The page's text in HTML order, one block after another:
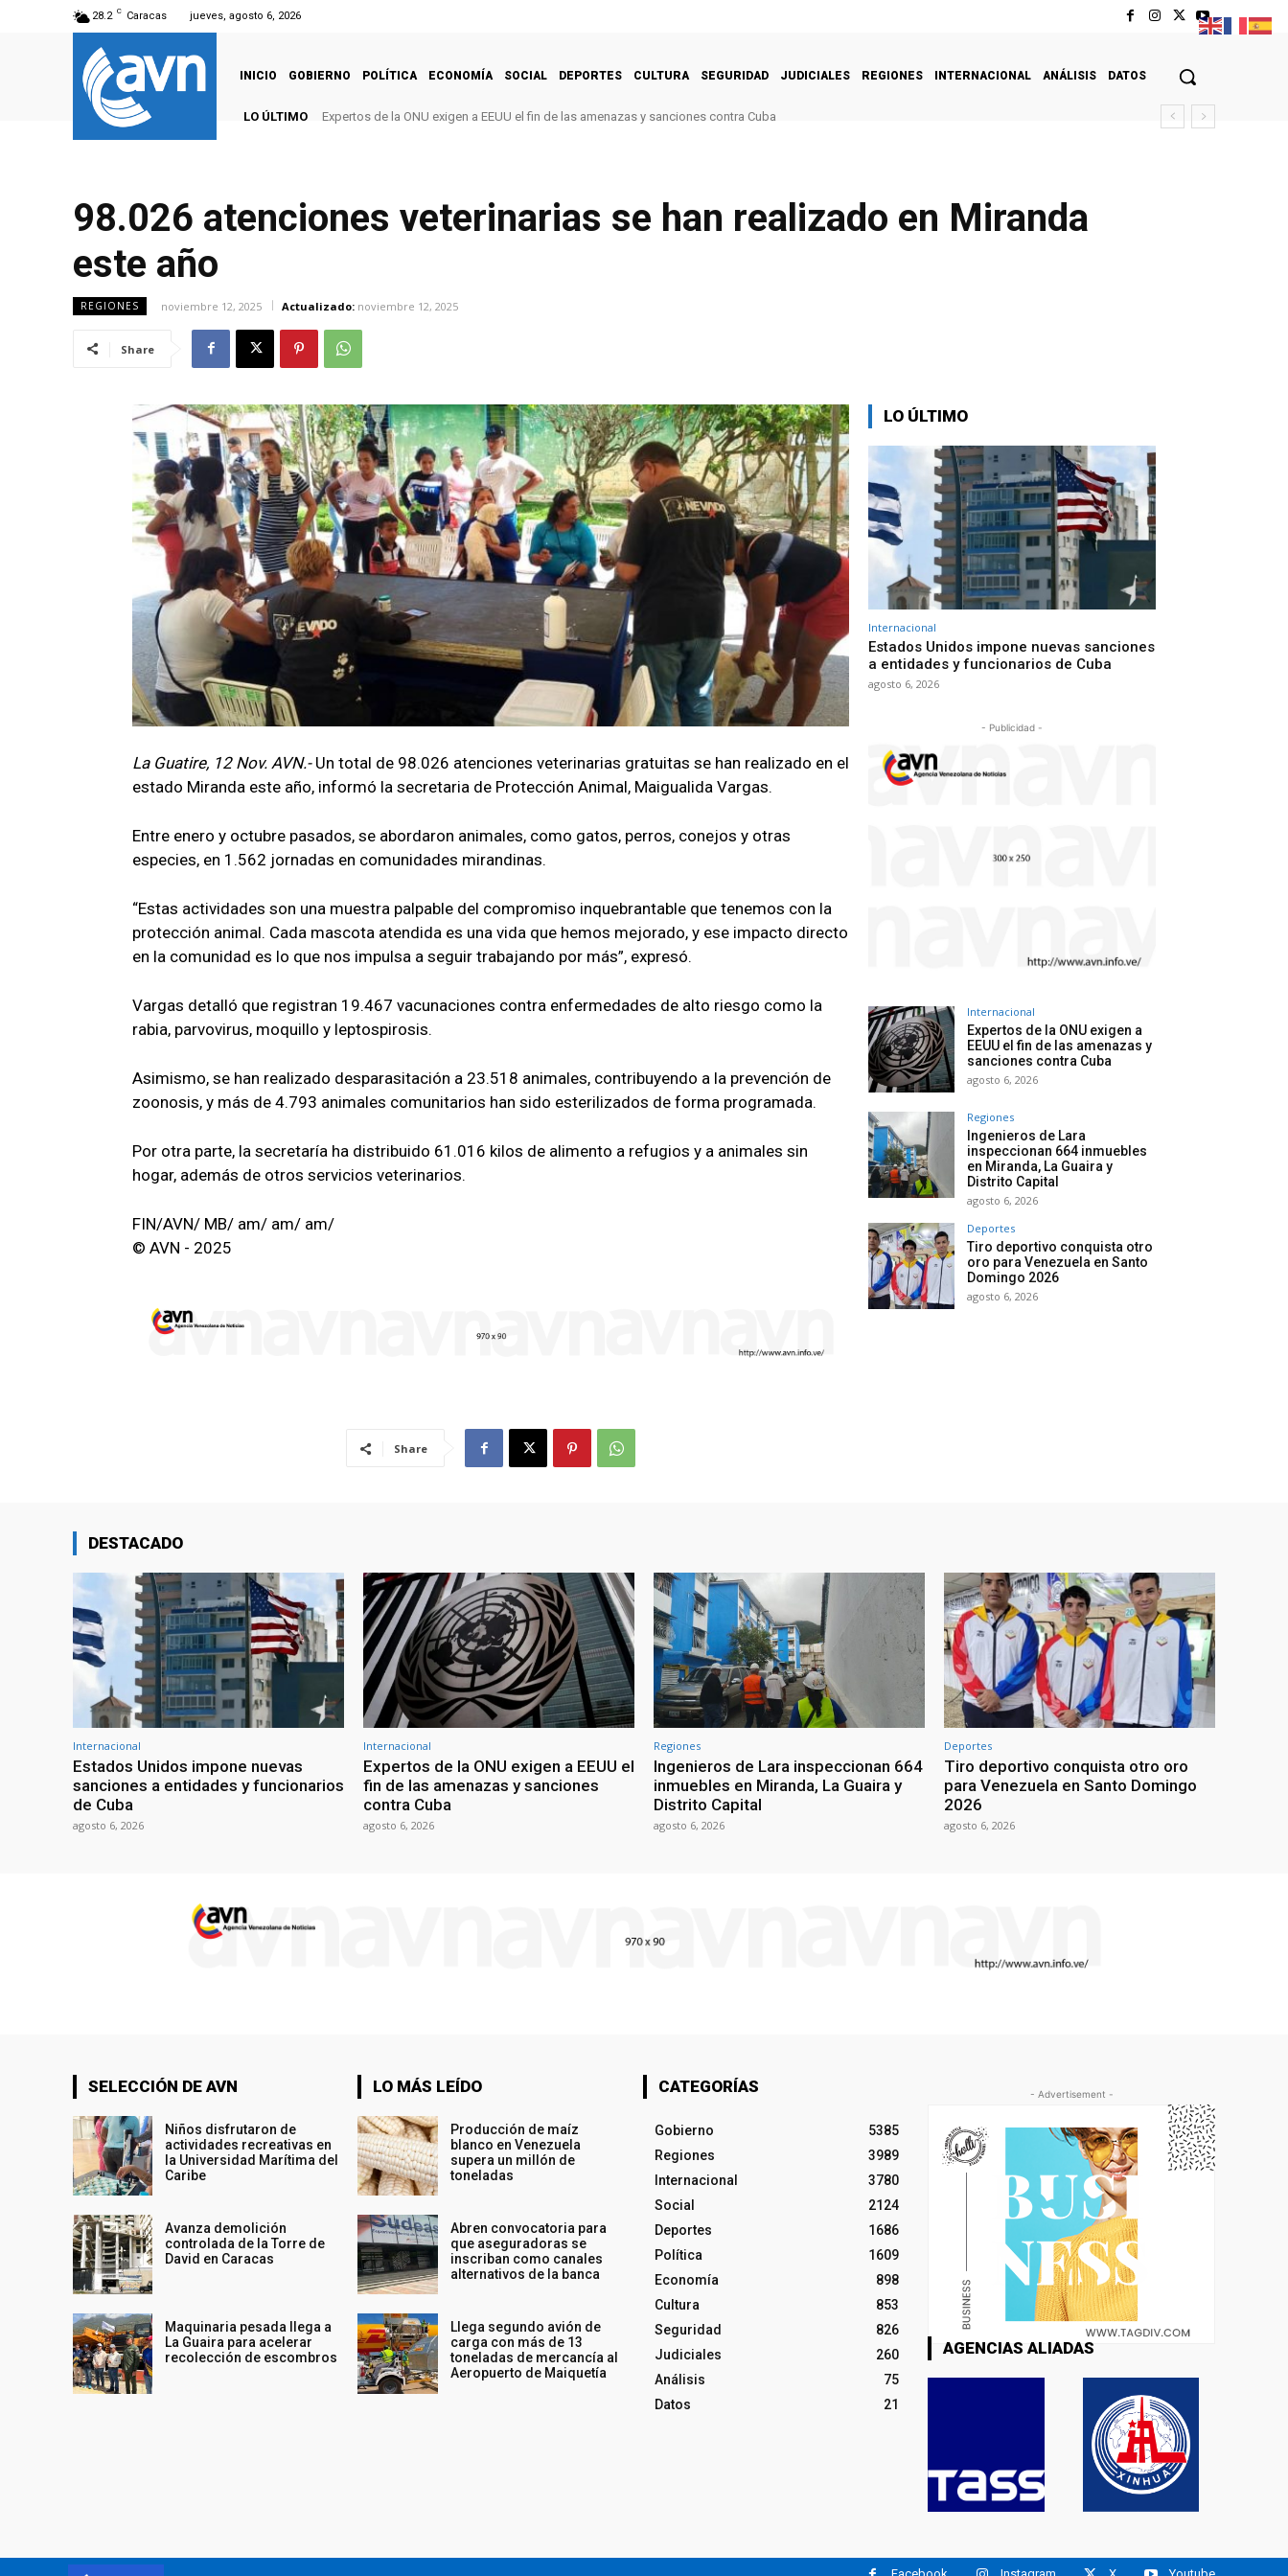
28.2 C Caracas jueves, agosto 6, 2026
INICIO GOBIERNO POLÍTICA ECONOMÍA SOCIAL DEPORTES CULTURA SEGURIDAD JUDICIALES REGIONES INTERNACIONAL ANÁLISIS DATOS
LO ÚLTIMO Expertos de la ONU exigen a EEUU el fin de las amenazas y sanciones contra Cuba
98.026 atenciones veterinarias se han realizado en Miranda
este año
REGIONES noviembre 12, 2025 Actualizado: noviembre 12, 2025
Share
La Guatire, 12 Nov. AVN.- Un total de 98.026 atenciones veterinarias gratuitas se han realizado en el
estado Miranda este año, informó la secretaria de Protección Animal, Maigualida Vargas.
Entre enero y octubre pasados, se abordaron animales, como gatos, perros, conejos y otras
especies, en 1.562 jornadas en comunidades mirandinas.
“Estas actividades son una muestra palpable del compromiso inquebrantable que tenemos con la
protección animal. Cada mascota atendida es una vida que hemos mejorado, y ese impacto directo
en la comunidad es lo que nos impulsa a seguir trabajando por más”, expresó.
Vargas detalló que registran 19.467 vacunaciones contra enfermedades de alto riesgo como la
rabia, parvovirus, moquillo y leptospirosis.
Asimismo, se han realizado desparasitación a 23.518 animales, contribuyendo a la prevención de
zoonosis, y más de 4.793 animales comunitarios han sido esterilizados de forma programada.
Por otra parte, la secretaría ha distribuido 61.016 kilos de alimento a refugios y a animales sin
hogar, además de otros servicios veterinarios.
FIN/AVN/ MB/ am/ am/ am/
© AVN - 2025
Share
LO ÚLTIMO
Internacional
Estados Unidos impone nuevas sanciones
a entidades y funcionarios de Cuba
agosto 6, 2026
- Publicidad -
Internacional
Expertos de la ONU exigen a
EEUU el fin de las amenazas y
sanciones contra Cuba
agosto 6, 2026
Regiones
Ingenieros de Lara
inspeccionan 664 inmuebles
en Miranda, La Guaira y
Distrito Capital
agosto 6, 2026
Deportes
Tiro deportivo conquista otro
oro para Venezuela en Santo
Domingo 2026
agosto 6, 2026
DESTACADO
Internacional
Estados Unidos impone nuevas
sanciones a entidades y funcionarios
de Cuba
agosto 6, 2026
Internacional
Expertos de la ONU exigen a EEUU el
fin de las amenazas y sanciones
contra Cuba
agosto 6, 2026
Regiones
Ingenieros de Lara inspeccionan 664
inmuebles en Miranda, La Guaira y
Distrito Capital
agosto 6, 2026
Deportes
Tiro deportivo conquista otro oro
para Venezuela en Santo Domingo
2026
agosto 6, 2026
SELECCIÓN DE AVN
Niños disfrutaron de
actividades recreativas en
la Universidad Marítima del
Caribe
Avanza demolición
controlada de la Torre de
David en Caracas
Maquinaria pesada llega a
La Guaira para acelerar
recolección de escombros
LO MÁS LEÍDO
Producción de maíz
blanco en Venezuela
supera un millón de
toneladas
Abren convocatoria para
que aseguradoras se
inscriban como canales
alternativos de la banca
Llega segundo avión de
carga con más de 13
toneladas de mercancía al
Aeropuerto de Maiquetía
CATEGORÍAS
Gobierno
5385
Regiones
3989
Internacional
3780
Social
2124
Deportes
1686
Política
1609
Economía
898
Cultura
853
Seguridad
826
Judiciales
260
Análisis
75
Datos
21
- Advertisement -
AGENCIAS ALIADAS